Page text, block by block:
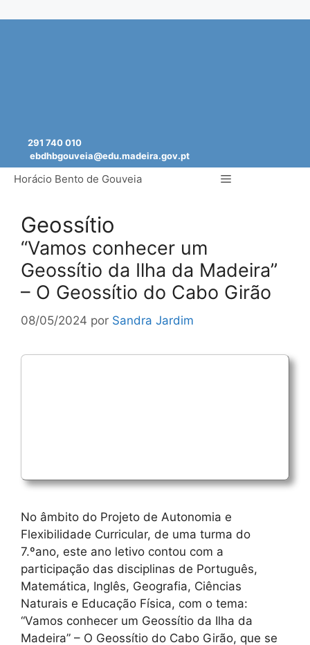
291 740 010
ebdhbgouveia@edu.madeira.gov.pt
Horácio Bento de Gouveia Menu
Geossítio
“Vamos conhecer um
Geossítio da Ilha da Madeira”
– O Geossítio do Cabo Girão
08/05/2024 por Sandra Jardim
No âmbito do Projeto de Autonomia e
Flexibilidade Curricular, de uma turma do
7.ºano, este ano letivo contou com a
participação das disciplinas de Português,
Matemática, Inglês, Geografia, Ciências
Naturais e Educação Física, com o tema:
“Vamos conhecer um Geossítio da Ilha da
Madeira” – O Geossítio do Cabo Girão, que se